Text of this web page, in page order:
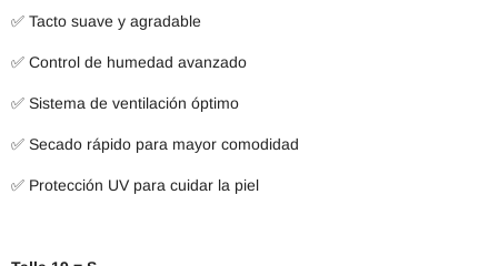
✅ Tacto suave y agradable
✅ Control de humedad avanzado
✅ Sistema de ventilación óptimo
✅ Secado rápido para mayor comodidad
✅ Protección UV para cuidar la piel